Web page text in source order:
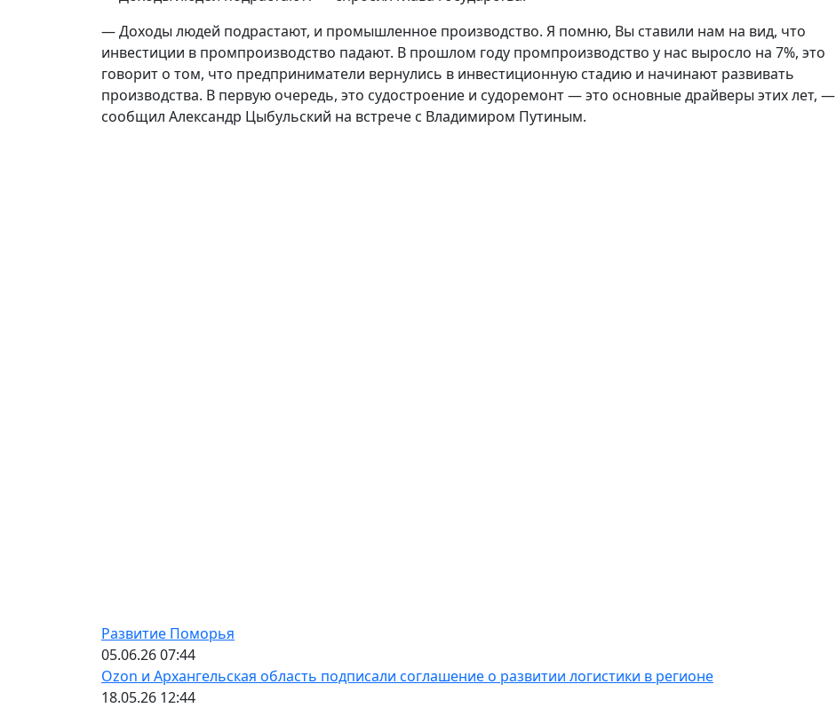
— Доходы людей подрастают, и промышленное производство. Я помню, Вы ставили нам на вид, что
инвестиции в промпроизводство падают. В прошлом году промпроизводство у нас выросло на 7%, это
говорит о том, что предприниматели вернулись в инвестиционную стадию и начинают развивать
производства. В первую очередь, это судостроение и судоремонт — это основные драйверы этих лет, —
сообщил Александр Цыбульский на встрече с Владимиром Путиным.
Развитие Поморья
05.06.26 07:44
Ozon и Архангельская область подписали соглашение о развитии логистики в регионе
18.05.26 12:44